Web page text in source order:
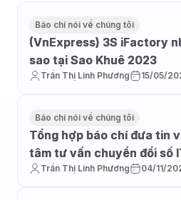
Báo chí nói về chúng tôi
(VnExpress) 3S iFactory
sao tại Sao Khuê 2023
Trần Thị Linh Phương 15/05/
Báo chí nói về chúng tôi
Tổng hợp báo chí đưa tin
tâm tư vấn chuyển đổi số
Trần Thị Linh Phương 04/11/